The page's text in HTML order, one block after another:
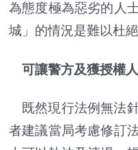
為態度極為惡劣的人
城」的情況是難以杜絕
可讓警方及獲授權
既然現行法例無法
者建議當局考慮修訂